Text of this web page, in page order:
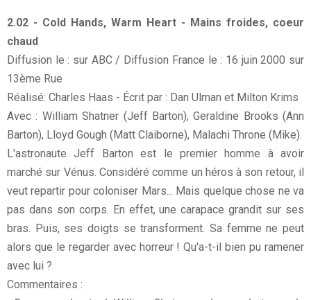
2.02 - Cold Hands, Warm Heart - Mains froides, coeur
chaud
Diffusion le : sur ABC / Diffusion France le : 16 juin 2000 sur
13ème Rue
Réalisé: Charles Haas - Écrit par : Dan Ulman et Milton Krims
Avec : William Shatner (Jeff Barton), Geraldine Brooks (Ann
Barton), Lloyd Gough (Matt Claiborne), Malachi Throne (Mike).
L'astronaute Jeff Barton est le premier homme à avoir
marché sur Vénus. Considéré comme un héros à son retour, il
veut repartir pour coloniser Mars... Mais quelque chose ne va
pas dans son corps. En effet, une carapace grandit sur ses
bras. Puis, ses doigts se transforment. Sa femme ne peut
alors que le regarder avec horreur ! Qu'a-t-il bien pu ramener
avec lui ?
Commentaires :